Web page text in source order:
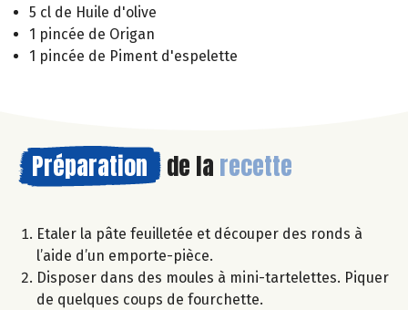
5 cl de Huile d'olive
1 pincée de Origan
1 pincée de Piment d'espelette
Préparation de la recette
Etaler la pâte feuilletée et découper des ronds à
l’aide d’un emporte-pièce.
Disposer dans des moules à mini-tartelettes. Piquer
de quelques coups de fourchette.